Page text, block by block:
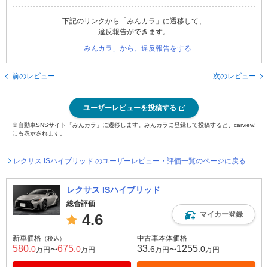
下記のリンクから「みんカラ」に遷移して、
違反報告ができます。
「みんカラ」から、違反報告をする
前のレビュー 次のレビュー
ユーザーレビューを投稿する
※自動車SNSサイト「みんカラ」に遷移します。みんカラに登録して投稿すると、carview!
にも表示されます。
レクサス ISハイブリッド のユーザーレビュー・評価一覧のページに戻る
レクサス ISハイブリッド
総合評価
4.6 マイカー登録
新車価格 （税込）
580 .0万円〜675 .0万円
中古車本体価格
33 .6万円〜1255 .0万円